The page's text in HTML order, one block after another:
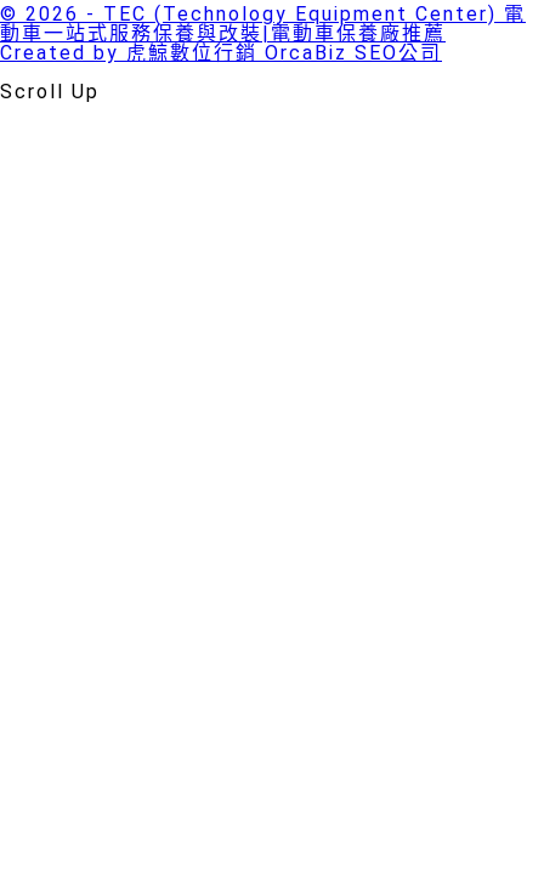
© 2026 - TEC (Technology Equipment Center) 電
動車一站式服務保養與改裝|電動車保養廠推薦
Created by 虎鯨數位行銷 OrcaBiz SEO公司
Scroll Up